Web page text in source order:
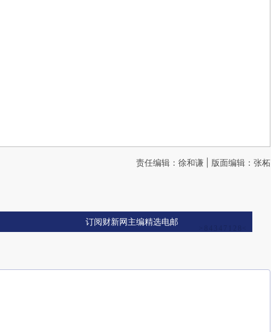
责任编辑：徐和谦 | 版面编辑：张柘
订阅财新网主编精选电邮